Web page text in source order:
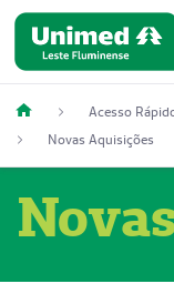
Acesso
Novas Aquisições